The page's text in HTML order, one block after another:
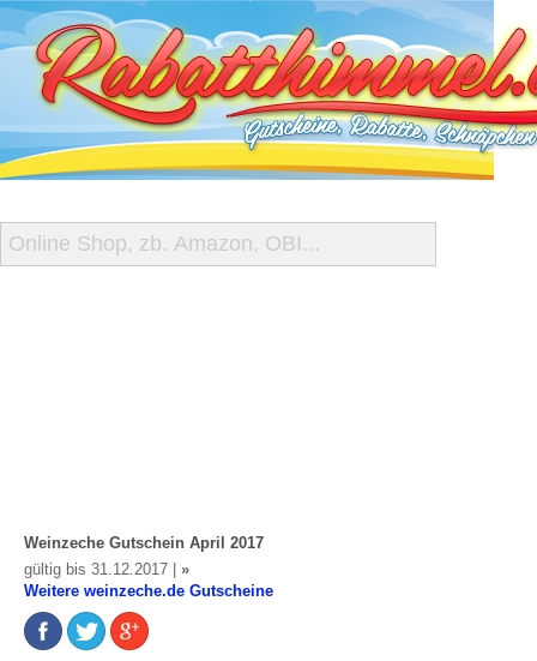
Weinzeche Gutschein April 2017
gültig bis 31.12.2017 | »
Weitere weinzeche.de Gutscheine